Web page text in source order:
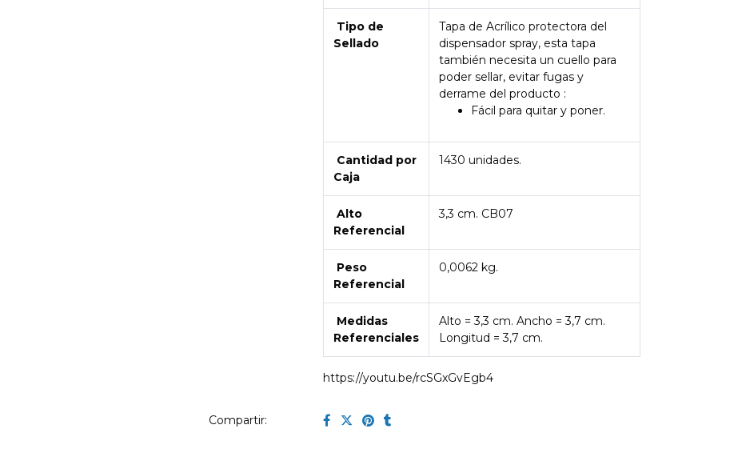
Tipo de
Sellado
Tapa de Acrílico protectora del
dispensador spray, esta tapa
también necesita un cuello para
poder sellar, evitar fugas y
derrame del producto :
Fácil para quitar y poner.
Cantidad por
Caja
1430 unidades.
Alto
Referencial
3,3 cm. CB07
Peso
Referencial
0,0062 kg.
Medidas
Referenciales
Alto = 3,3 cm. Ancho = 3,7 cm.
Longitud = 3,7 cm.
https://youtu.be/rcSGxGvEgb4
Compartir: